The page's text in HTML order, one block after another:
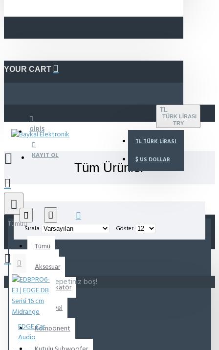
YOUR CART
GIRIŞ
KAYIT OL
TL
TÜRK LIRASI
TRY
TL TÜRK LIRASI
$ US DOLLAR
Tümü
Tümü
Aksesuar
Amplifikatör
Koaksiyel
Komponent
Alışveriş sepetiniz boş!
Tüm Ürünler
Sırala: Göster:
EDGE Car
Audio